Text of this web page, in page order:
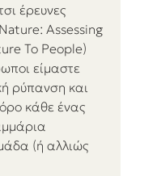
έρευνες
Assessing
To People)
είμαστε
ρύπανση και
κάθε ένας
(ή αλλιώς